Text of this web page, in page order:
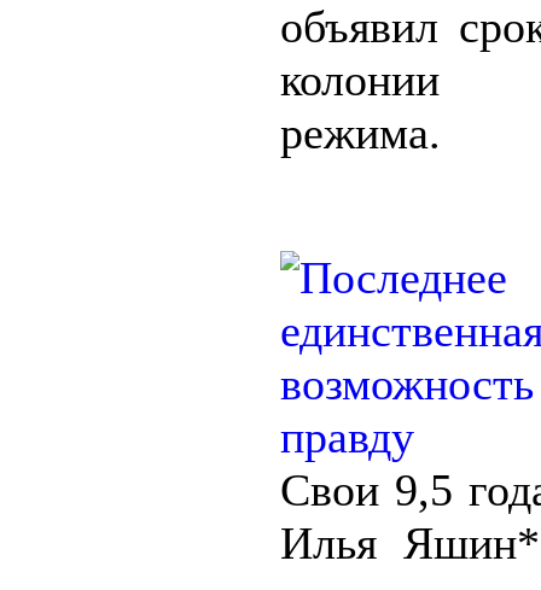
объявил
колонии
режима.
Свои 9,5
Илья